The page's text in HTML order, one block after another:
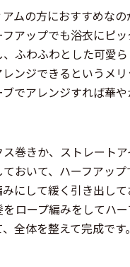
ムの方におすすめなの
アップでも浴衣にピッ
ふわふわとした可愛ら
ンジできるというメリ
でアレンジすれば華や
ス巻きか、ストレート
おいて、ハーフアップ
にして緩く引き出して
ロープ編みをしてハ
全体を整えて完成です。